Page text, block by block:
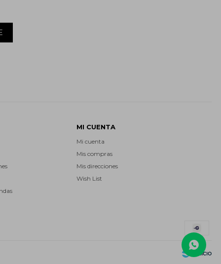
MI CUENTA
Mi cuenta
Mis compras
Mis direcciones
Wish List